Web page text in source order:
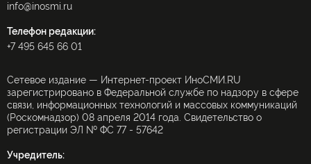
info@inosmi.ru
Телефон редакции:
+7 495 645 66 01
Сетевое издание — Интернет-проект ИноСМИ.RU
зарегистрировано в Федеральной службе по надзору в сфере
связи, информационных технологий и массовых коммуникаций
(Роскомнадзор) 08 апреля 2014 года. Свидетельство о
регистрации ЭЛ № ФС 77 - 57642
Учредитель: